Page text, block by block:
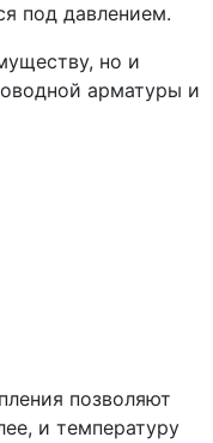
под давлением.
но и
арматуры и
позволяют
и температуру